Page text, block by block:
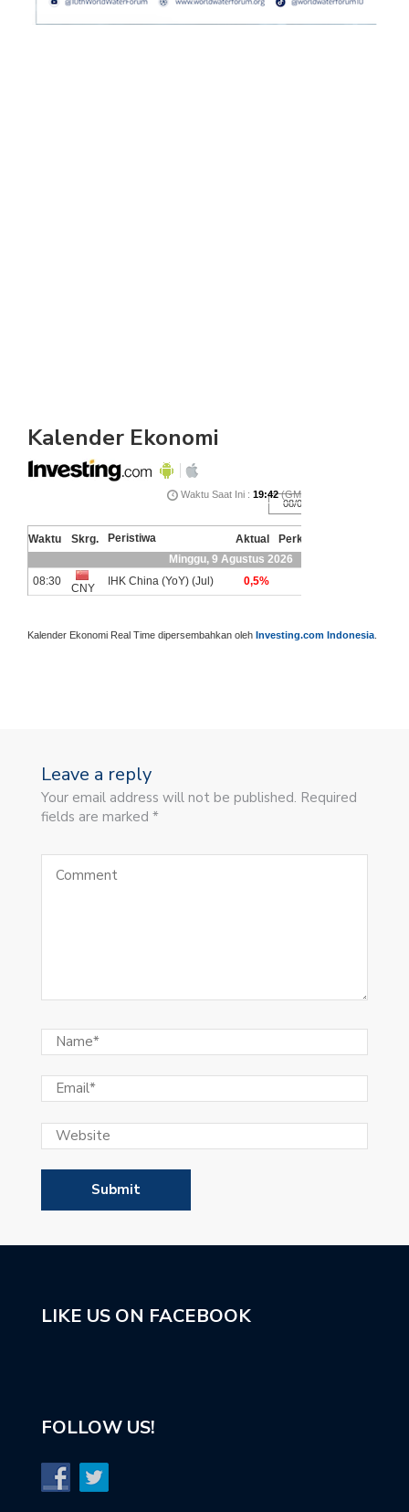
Kalender Ekonomi
Kalender Ekonomi Real Time dipersembahkan oleh Investing.com Indonesia.
Leave a reply
Your email address will not be published. Required
fields are marked *
LIKE US ON FACEBOOK
FOLLOW US!